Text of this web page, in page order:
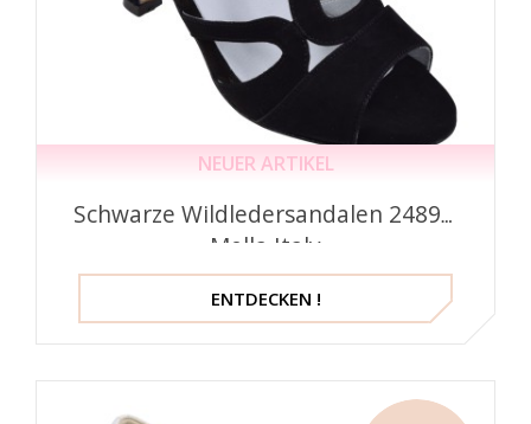
NEUER ARTIKEL
Schwarze Wildledersandalen 2489 –
Mella Italy
ENTDECKEN !